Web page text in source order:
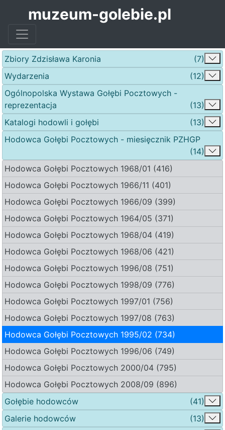
muzeum-golebie.pl
Zbiory Zdzisława Karonia
(7)
Wydarzenia
(12)
Ogólnopolska Wystawa Gołębi Pocztowych -
reprezentacja
(13)
Katalogi hodowli i gołębi
(13)
Hodowca Gołębi Pocztowych - miesięcznik PZHGP
(14)
Hodowca Gołębi Pocztowych 1968/01 (416)
Hodowca Gołębi Pocztowych 1966/11 (401)
Hodowca Gołębi Pocztowych 1966/09 (399)
Hodowca Gołębi Pocztowych 1964/05 (371)
Hodowca Gołębi Pocztowych 1968/04 (419)
Hodowca Gołębi Pocztowych 1968/06 (421)
Hodowca Gołębi Pocztowych 1996/08 (751)
Hodowca Gołębi Pocztowych 1998/09 (776)
Hodowca Gołębi Pocztowych 1997/01 (756)
Hodowca Gołębi Pocztowych 1997/08 (763)
Hodowca Gołębi Pocztowych 1995/02 (734)
Hodowca Gołębi Pocztowych 1996/06 (749)
Hodowca Gołębi Pocztowych 2000/04 (795)
Hodowca Gołębi Pocztowych 2008/09 (896)
Gołębie hodowców
(41)
Galerie hodowców
(13)